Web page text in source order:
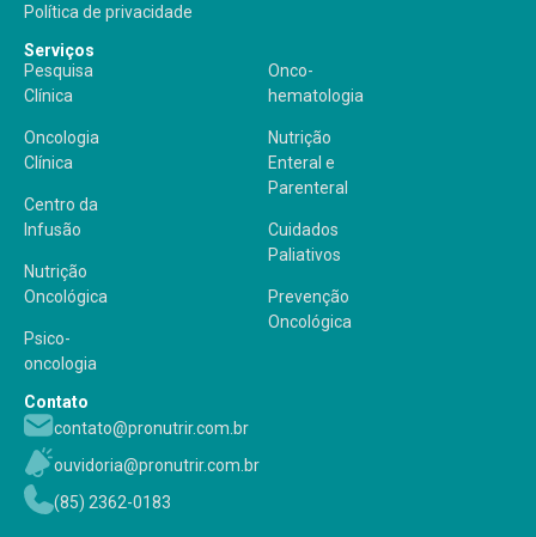
Política de privacidade
Serviços
Pesquisa
Clínica
Oncologia
Clínica
Centro da
Infusão
Nutrição
Oncológica
Psico-
oncologia
Onco-
hematologia
Nutrição
Enteral e
Parenteral
Cuidados
Paliativos
Prevenção
Oncológica
Contato
contato@pronutrir.com.br
ouvidoria@pronutrir.com.br
(85) 2362-0183